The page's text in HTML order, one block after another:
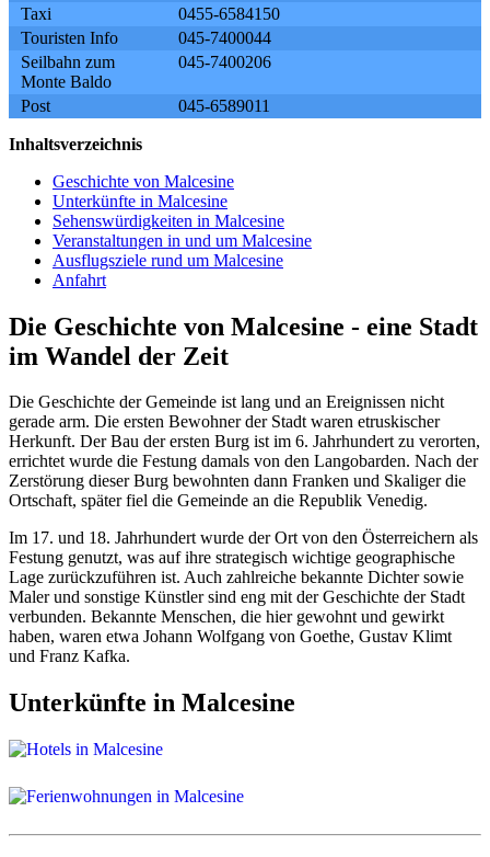
Taxi
0455-6584150
Touristen Info
045-7400044
Seilbahn zum
Monte Baldo
045-7400206
Post 045-6589011
Inhaltsverzeichnis
Geschichte von Malcesine
Unterkünfte in Malcesine
Sehenswürdigkeiten in Malcesine
Veranstaltungen in und um Malcesine
Ausflugsziele rund um Malcesine
Anfahrt
Die Geschichte von Malcesine - eine Stadt
im Wandel der Zeit
Die Geschichte der Gemeinde ist lang und an Ereignissen nicht
gerade arm. Die ersten Bewohner der Stadt waren etruskischer
Herkunft. Der Bau der ersten Burg ist im 6. Jahrhundert zu verorten,
errichtet wurde die Festung damals von den Langobarden. Nach der
Zerstörung dieser Burg bewohnten dann Franken und Skaliger die
Ortschaft, später fiel die Gemeinde an die Republik Venedig.
Im 17. und 18. Jahrhundert wurde der Ort von den Österreichern als
Festung genutzt, was auf ihre strategisch wichtige geographische
Lage zurückzuführen ist. Auch zahlreiche bekannte Dichter sowie
Maler und sonstige Künstler sind eng mit der Geschichte der Stadt
verbunden. Bekannte Menschen, die hier gewohnt und gewirkt
haben, waren etwa Johann Wolfgang von Goethe, Gustav Klimt
und Franz Kafka.
Unterkünfte in Malcesine